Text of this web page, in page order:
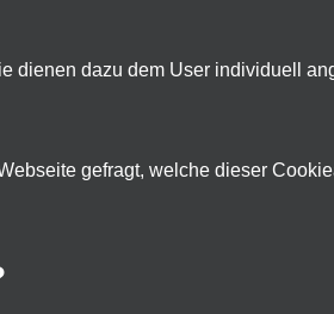
dienen dazu dem User individuell
gefragt, welche dieser